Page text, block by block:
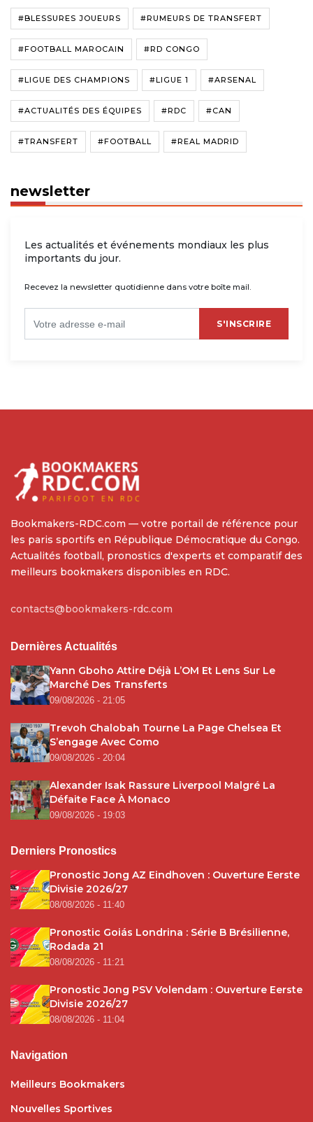
#BLESSURES JOUEURS #RUMEURS DE TRANSFERT
#FOOTBALL MAROCAIN #RD CONGO
#LIGUE DES CHAMPIONS #LIGUE 1 #ARSENAL
#ACTUALITÉS DES ÉQUIPES #RDC #CAN
#TRANSFERT #FOOTBALL #REAL MADRID
newsletter
Les actualités et événements mondiaux les plus
importants du jour.
Recevez la newsletter quotidienne dans votre boîte mail.
S'INSCRIRE
Bookmakers-RDC.com — votre portail de référence pour
les paris sportifs en République Démocratique du Congo.
Actualités football, pronostics d'experts et comparatif des
meilleurs bookmakers disponibles en RDC.
contacts@bookmakers-rdc.com
Dernières Actualités
Yann Gboho Attire Déjà L’OM Et Lens Sur Le
Marché Des Transferts
09/08/2026 - 21:05
Trevoh Chalobah Tourne La Page Chelsea Et
S’engage Avec Como
09/08/2026 - 20:04
Alexander Isak Rassure Liverpool Malgré La
Défaite Face À Monaco
09/08/2026 - 19:03
Derniers Pronostics
Pronostic Jong AZ Eindhoven : Ouverture Eerste
Divisie 2026/27
08/08/2026 - 11:40
Pronostic Goiás Londrina : Série B Brésilienne,
Rodada 21
08/08/2026 - 11:21
Pronostic Jong PSV Volendam : Ouverture Eerste
Divisie 2026/27
08/08/2026 - 11:04
Navigation
Meilleurs Bookmakers
Nouvelles Sportives